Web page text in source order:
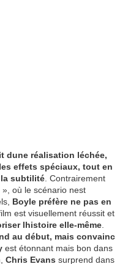
réalisation léchée,
effets spéciaux, tout en
la subtilité . Contrairement
où le scénario nest
Boyle préfère ne pas en
est visuellement réussit et
lhistoire elle-même
au début, mais convainc
est étonnant mais bon dans
Chris Evans surprend dans